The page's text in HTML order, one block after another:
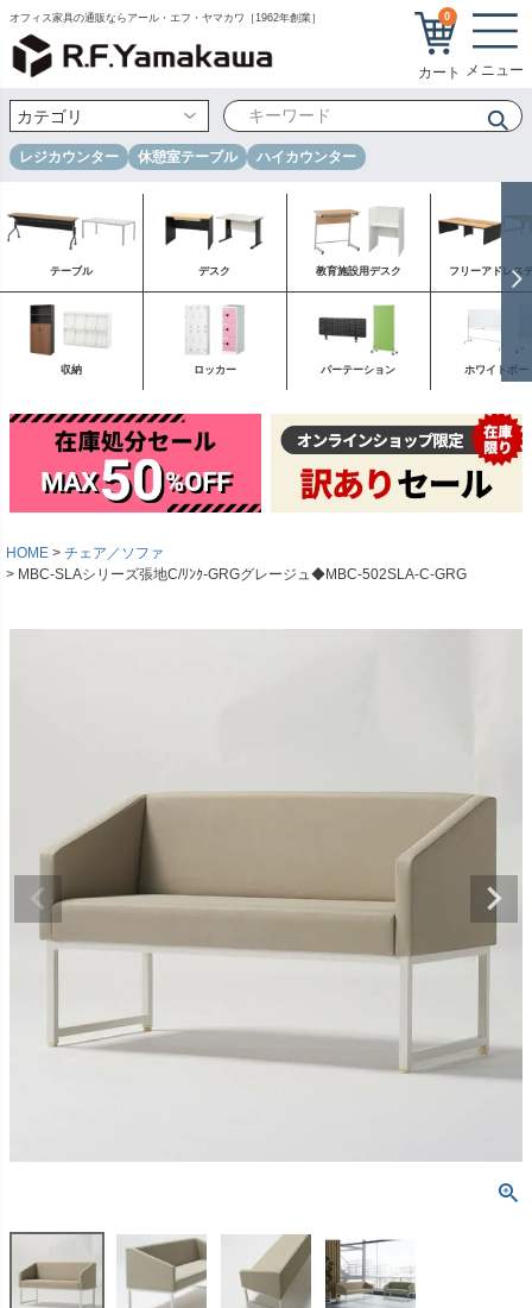
オフィス家具の通販ならアール・エフ・ヤマカワ［1962年創業］ 0
レジカウンター 休憩室テーブル ハイカウンター
テーブル デスク 教育施設用デスク フリーアドレス
収納 ロッカー パーテーション ホワイトボー
HOME
チェア／ソファ
MBC-SLAシリーズ張地C/ﾘﾝｸ-GRGグレージュ◆MBC-502SLA-C-GRG